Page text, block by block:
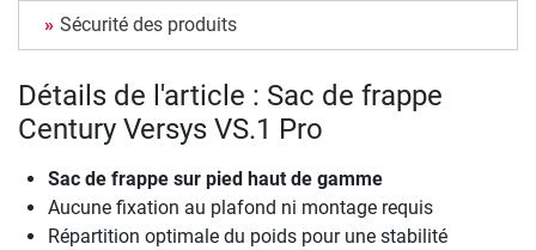
Sécurité des produits
Détails de l'article : Sac de frappe
Century Versys VS.1 Pro
Sac de frappe sur pied haut de gamme
Aucune fixation au plafond ni montage requis
Répartition optimale du poids pour une stabilité